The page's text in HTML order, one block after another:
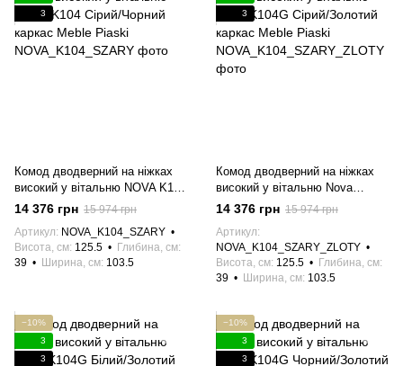
3
Комод дводверний на ніжках
високий у вітальню NOVA K104
Сірий/Чорний каркас Meble
14 376 грн 15 974 грн
Артикул
NOVA_K104_SZARY
Висота, см 125.5
Глибина, см
39
Ширина, см 103.5
3
Комод дводверний на ніжках
високий у вітальню Nova
K104G Сірий/Золотий каркас
Meble Piaski
14 376 грн 15 974 грн
Артикул
NOVA_K104_SZARY_ZLOTY
Висота, см 125.5
Глибина, см
39
Ширина, см 103.5
−10%
3
3
−10%
3
3